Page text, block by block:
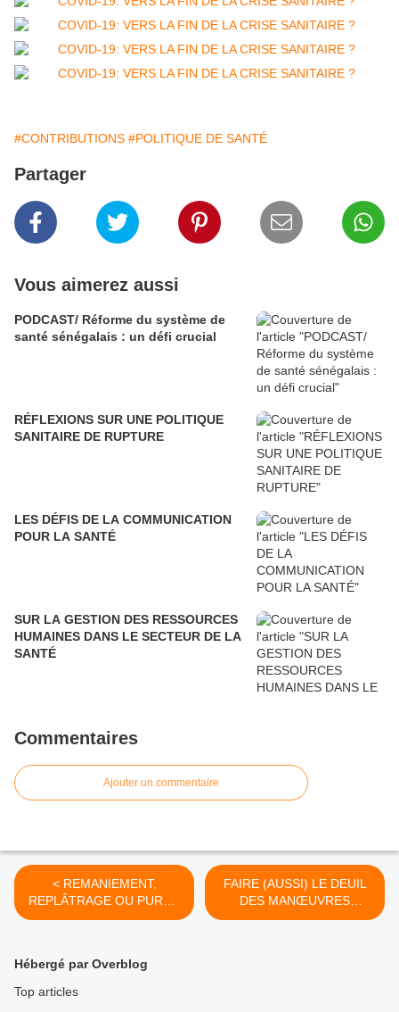
#CONTRIBUTIONS #POLITIQUE DE SANTÉ
Partager
Vous aimerez aussi
PODCAST/ Réforme du système de
santé sénégalais : un défi crucial
RÉFLEXIONS SUR UNE POLITIQUE
SANITAIRE DE RUPTURE
LES DÉFIS DE LA COMMUNICATION
POUR LA SANTÉ
SUR LA GESTION DES RESSOURCES
HUMAINES DANS LE SECTEUR DE LA
SANTÉ
Commentaires
Ajouter un commentaire
< REMANIEMENT,
REPLÂTRAGE OU PURGE
?
FAIRE (AUSSI) LE DEUIL
DES MANŒUVRES
POLITICIENNES ! >
Hébergé par Overblog
Top articles